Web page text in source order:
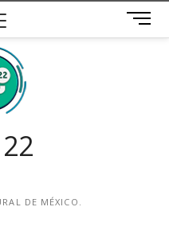
B
o
DE MÉXICO.